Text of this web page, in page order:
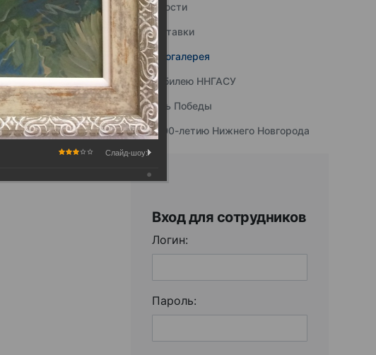
Новости
Выставки
Фотогалерея
К юбилею ННГАСУ
День Победы
К 800-летию Нижнего Новгорода
Вход для сотрудников
Логин:
Пароль:
Слайд-шоу: